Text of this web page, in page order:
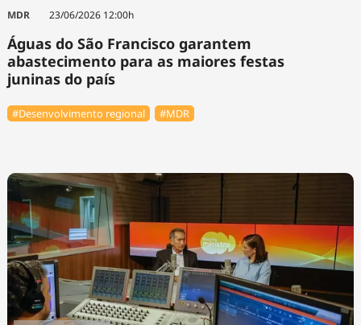
MDR 23/06/2026 12:00h
Águas do São Francisco garantem
abastecimento para as maiores festas
juninas do país
#Desenvolvimento regional #MDR